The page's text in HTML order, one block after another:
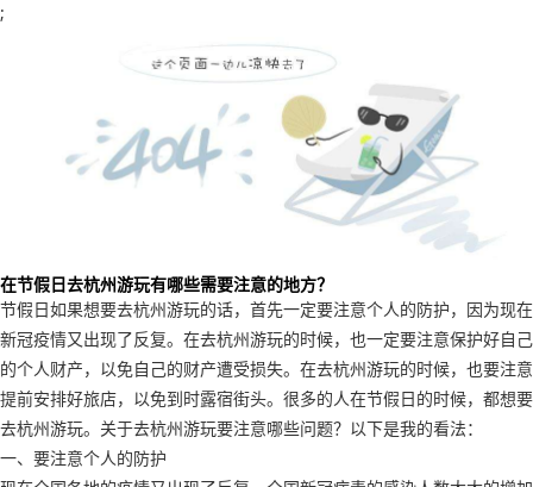
;
在节假日去杭州游玩有哪些需要注意的地方？
节假日如果想要去杭州游玩的话，首先一定要注意个人的防护，因为现在
新冠疫情又出现了反复。在去杭州游玩的时候，也一定要注意保护好自己
的个人财产，以免自己的财产遭受损失。在去杭州游玩的时候，也要注意
提前安排好旅店，以免到时露宿街头。很多的人在节假日的时候，都想要
去杭州游玩。关于去杭州游玩要注意哪些问题？以下是我的看法：
一、要注意个人的防护